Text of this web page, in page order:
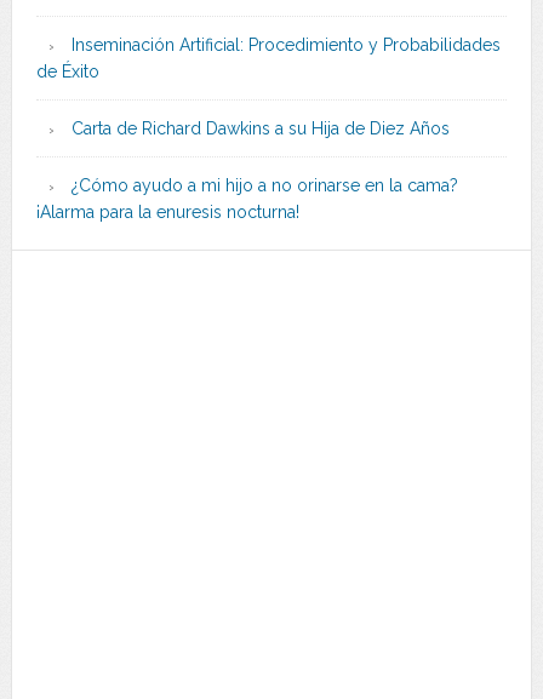
Inseminación Artificial: Procedimiento y Probabilidades
de Éxito
Carta de Richard Dawkins a su Hija de Diez Años
¿Cómo ayudo a mi hijo a no orinarse en la cama?
¡Alarma para la enuresis nocturna!